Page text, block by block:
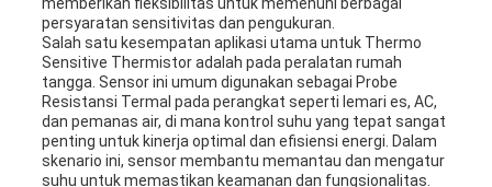
memberikan fleksibilitas untuk memenuhi berbagai
persyaratan sensitivitas dan pengukuran.
Salah satu kesempatan aplikasi utama untuk Thermo
Sensitive Thermistor adalah pada peralatan rumah
tangga. Sensor ini umum digunakan sebagai Probe
Resistansi Termal pada perangkat seperti lemari es, AC,
dan pemanas air, di mana kontrol suhu yang tepat sangat
penting untuk kinerja optimal dan efisiensi energi. Dalam
skenario ini, sensor membantu memantau dan mengatur
suhu untuk memastikan keamanan dan fungsionalitas.